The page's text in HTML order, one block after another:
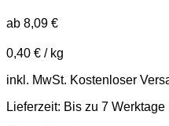
ab 8,09 €
0,40 € / kg
inkl. MwSt. Kostenloser
Lieferzeit: Bis zu 7 Werktage